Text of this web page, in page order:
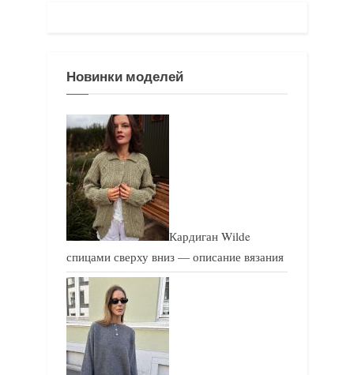
а
и
с
ь
:
Новинки моделей
Кардиган Wilde
спицами сверху вниз — описание вязания